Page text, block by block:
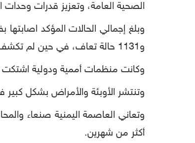
الصحية العامة، وتعزيز قدرات
و1131 حالة تعاف، في حين لم تكشف جماعة الحوثيين أي إحصائيات واكتفت بالإعلان عن 4 حالات فقط بينها حالة وفاة.
وكانت منظمات أممية ودولية
وتنتشر الأوبئة والأمراض بشكل
وتعاني العاصمة اليمنية صنعاء
أكثر من شهرين.